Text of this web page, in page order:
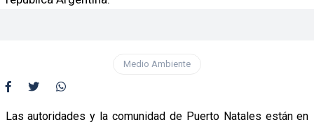
Medio Ambiente
Las autoridades y la comunidad de Puerto Natales están en